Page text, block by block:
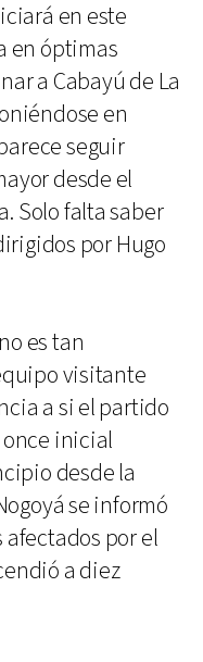
en este
en óptimas
a Cabayú de La
en
seguir
desde el
Solo falta saber
por Hugo
es tan
visitante
a si el partido
inicial
desde la
se informó
por el
a diez